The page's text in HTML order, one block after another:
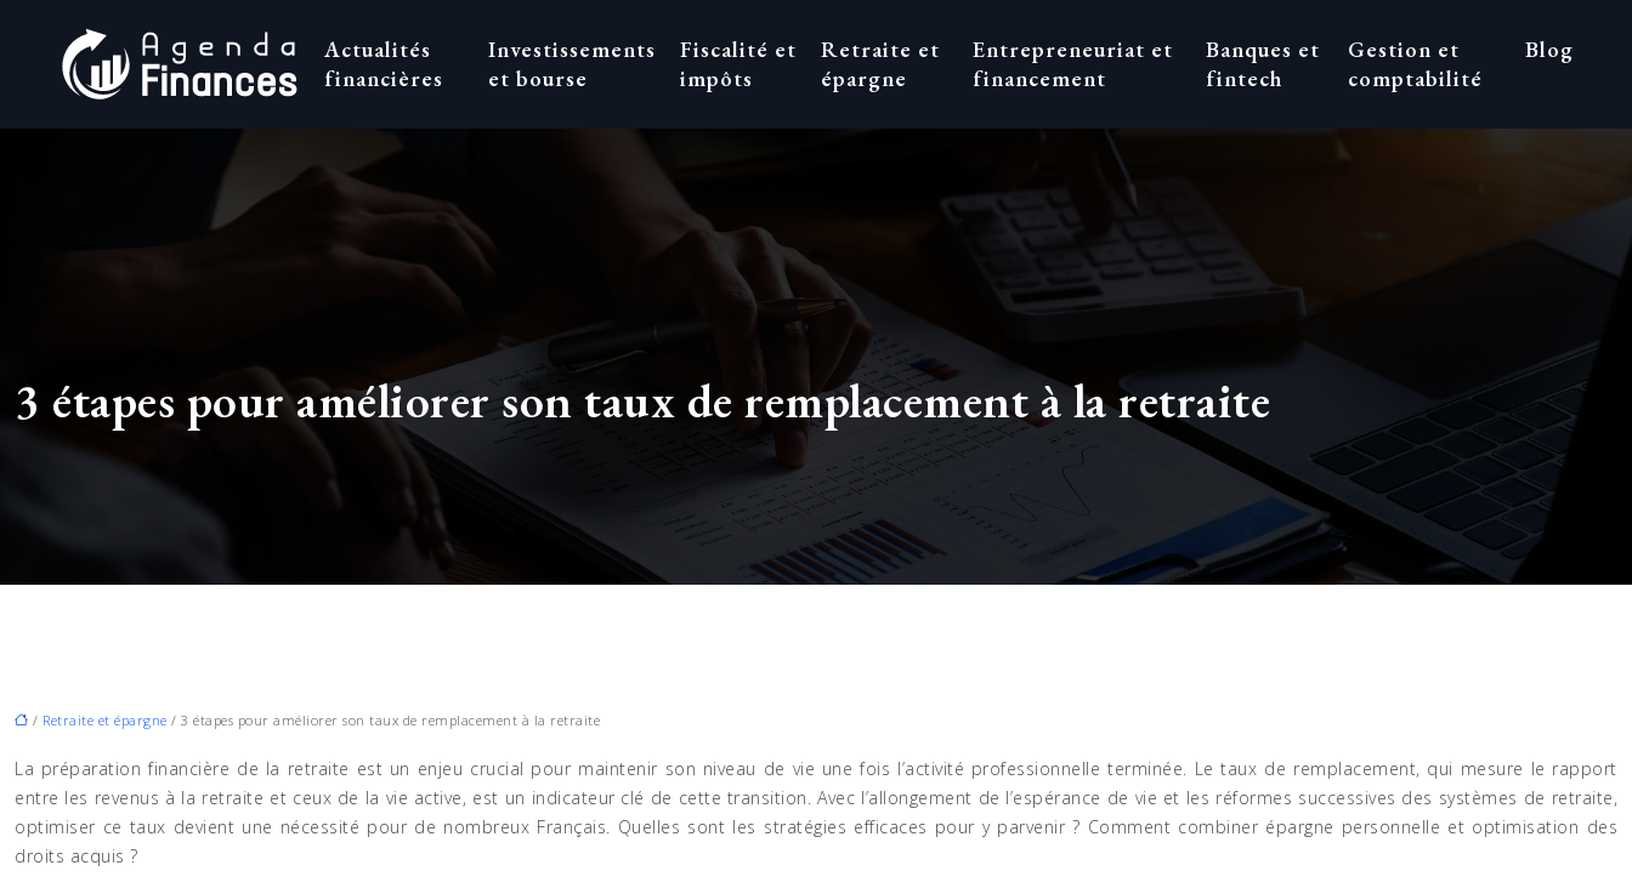
Actualités
financières
Investissements
et bourse
Fiscalité et
impôts
Retraite et
épargne
Entrepreneuriat et
financement
Banques et
fintech
Gestion et
comptabilité
Blog
3 étapes pour améliorer son taux de remplacement à la retraite
/ Retraite et épargne / 3 étapes pour améliorer son taux de remplacement à la retraite
La préparation financière de la retraite est un enjeu crucial pour maintenir son niveau de vie une fois l’activité professionnelle terminée. Le taux de remplacement, qui mesure le rapport
entre les revenus à la retraite et ceux de la vie active, est un indicateur clé de cette transition. Avec l’allongement de l’espérance de vie et les réformes successives des systèmes de retraite,
optimiser ce taux devient une nécessité pour de nombreux Français. Quelles sont les stratégies efficaces pour y parvenir ? Comment combiner épargne personnelle et optimisation des
droits acquis ?